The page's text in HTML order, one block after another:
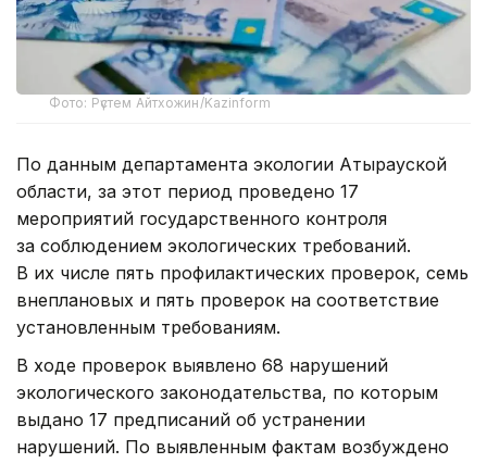
Фото: Рүстем Айтхожин/Kazinform
По данным департамента экологии Атырауской
области, за этот период проведено 17
мероприятий государственного контроля
за соблюдением экологических требований.
В их числе пять профилактических проверок, семь
внеплановых и пять проверок на соответствие
установленным требованиям.
В ходе проверок выявлено 68 нарушений
экологического законодательства, по которым
выдано 17 предписаний об устранении
нарушений. По выявленным фактам возбуждено